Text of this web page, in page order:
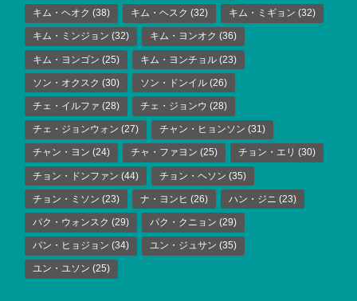
キム・ヘオク (38) キム・ヘスク (32) キム・ミギョン (32)
キム・ミンジョン (32) キム・ヨンオク (36)
キム・ヨンゴン (25) キム・ヨンチョル (23)
ソン・オクスク (30) ソン・ドンイル (26)
チェ・イルファ (28) チェ・ジョンウ (28)
チェ・ジョンウォン (27) チャン・ヒョンソン (31)
チャン・ヨン (24) チャ・ファヨン (25) チョン・エリ (30)
チョン・ドンファン (44) チョン・ヘソン (35)
チョン・ミソン (23) ナ・ヨンヒ (26) ハン・ジニ (23)
パク・ウォンスク (29) パク・クニョン (29)
パン・ヒョジョン (34) ユン・ジュサン (35)
ユン・ユソン (25)